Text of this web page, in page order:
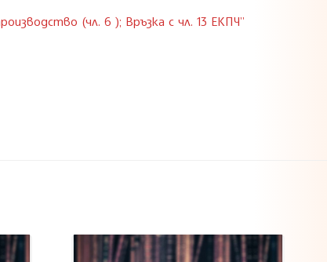
(чл. 6 ); Връзка с чл. 13 ЕКПЧ”